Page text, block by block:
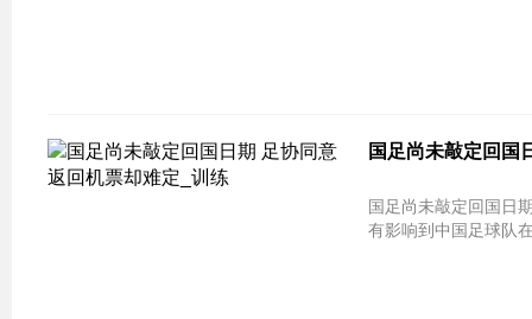
国足尚未敲定回国
国足尚未敲定回国日
有影响到中国足球队